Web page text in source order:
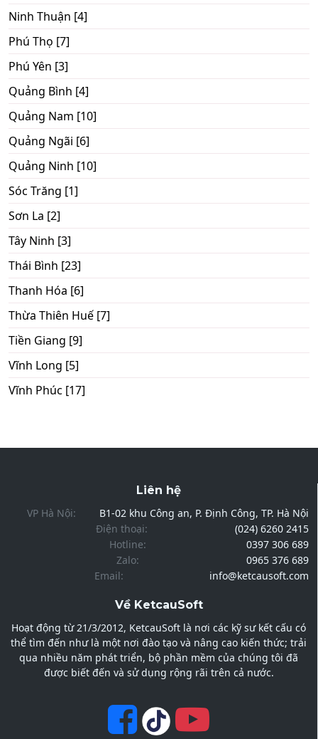
Ninh Thuận [4]
Phú Thọ [7]
Phú Yên [3]
Quảng Bình [4]
Quảng Nam [10]
Quảng Ngãi [6]
Quảng Ninh [10]
Sóc Trăng [1]
Sơn La [2]
Tây Ninh [3]
Thái Bình [23]
Thanh Hóa [6]
Thừa Thiên Huế [7]
Tiền Giang [9]
Vĩnh Long [5]
Vĩnh Phúc [17]
Liên hệ
VP Hà Nội:
B1-02 khu Công an, P. Định Công, TP. Hà Nội
Điện thoại:
(024) 6260 2415
Hotline:
0397 306 689
Zalo:
0965 376 689
Email:
info@ketcausoft.com
Về KetcauSoft
Hoạt động từ 21/3/2012, KetcauSoft là nơi các kỹ sư kết cấu có
thể tìm đến như là một nơi đào tạo và nâng cao kiến thức; trải
qua nhiều năm phát triển, bộ phần mềm của chúng tôi đã
được biết đến và sử dụng rộng rãi trên cả nước.